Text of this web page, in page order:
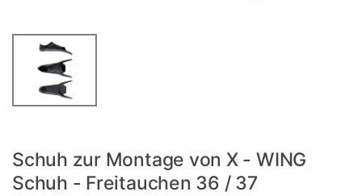
Schuh zur Montage von X - WING
Schuh - Freitauchen 36 / 37